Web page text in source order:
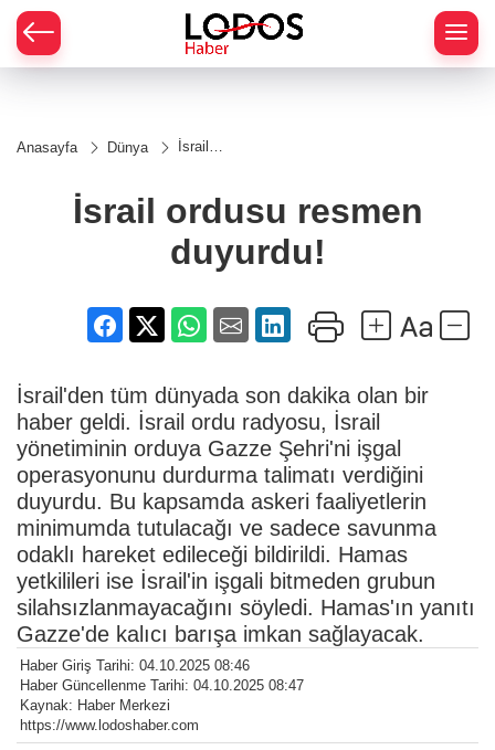
Anasayfa Dünya
İsrail
duyurdu!
İsrail ordusu resmen
duyurdu!
İsrail'den tüm dünyada son dakika olan bir
haber geldi. İsrail ordu radyosu, İsrail
yönetiminin orduya Gazze Şehri'ni işgal
operasyonunu durdurma talimatı verdiğini
duyurdu. Bu kapsamda askeri faaliyetlerin
minimumda tutulacağı ve sadece savunma
odaklı hareket edileceği bildirildi. Hamas
yetkilileri ise İsrail'in işgali bitmeden grubun
silahsızlanmayacağını söyledi. Hamas'ın yanıtı
Gazze'de kalıcı barışa imkan sağlayacak.
Haber Giriş Tarihi: 04.10.2025 08:46
Haber Güncellenme Tarihi: 04.10.2025 08:47
Kaynak: Haber Merkezi
https://www.lodoshaber.com